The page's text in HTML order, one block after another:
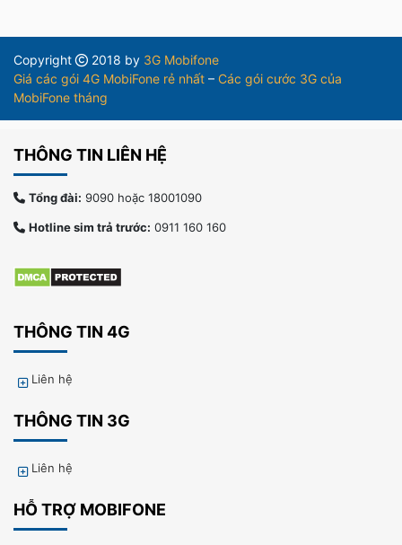
Copyright 2018 by 3G Mobifone
Giá các gói 4G MobiFone rẻ nhất – Các gói cước 3G của
MobiFone tháng
THÔNG TIN LIÊN HỆ
Tổng đài: 9090 hoặc 18001090
Hotline sim trả trước: 0911 160 160
THÔNG TIN 4G
Liên hệ
THÔNG TIN 3G
Liên hệ
HỖ TRỢ MOBIFONE